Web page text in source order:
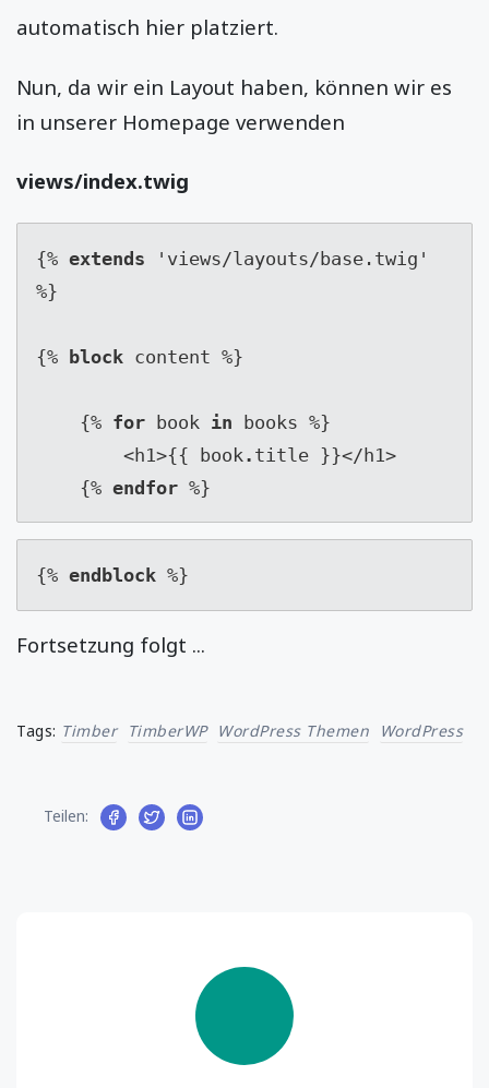
automatisch hier platziert.
Nun, da wir ein Layout haben, können wir es
in unserer Homepage verwenden
views/index.twig
{% extends 'views/layouts/base.twig'
%}
{% block content %}
    {%
for book in books %}
        <h1>{{ book
. title }}</h1>
    {%
endfor %}
{% endblock %}
Fortsetzung folgt ...
Tags: Timber TimberWP WordPress Themen WordPress
Teilen: